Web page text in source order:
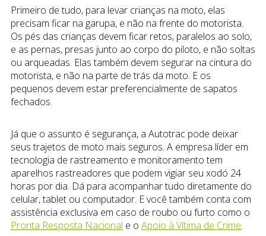
Primeiro de tudo, para levar crianças na moto, elas
precisam ficar na garupa, e não na frente do motorista.
Os pés das crianças devem ficar retos, paralelos ao solo,
e as pernas, presas junto ao corpo do piloto, e não soltas
ou arqueadas. Elas também devem segurar na cintura do
motorista, e não na parte de trás da moto. E os
pequenos devem estar preferencialmente de sapatos
fechados.
Já que o assunto é segurança, a Autotrac pode deixar
seus trajetos de moto mais seguros. A empresa líder em
tecnologia de rastreamento e monitoramento tem
aparelhos rastreadores que podem vigiar seu xodó 24
horas por dia. Dá para acompanhar tudo diretamente do
celular, tablet ou computador. E você também conta com
assistência exclusiva em caso de roubo ou furto como o
Pronta Resposta Nacional e o Apoio à Vítima de Crime.